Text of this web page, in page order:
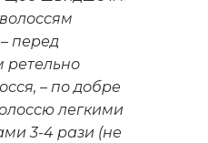
перед
ретельно
– по добре
легкими
3-4 рази (не